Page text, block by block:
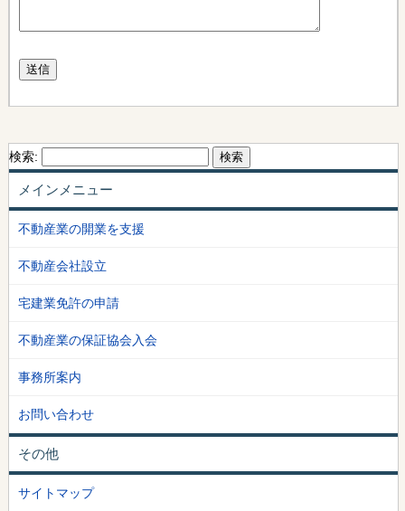
検索:
メインメニュー
不動産業の開業を支援
不動産会社設立
宅建業免許の申請
不動産業の保証協会入会
事務所案内
お問い合わせ
その他
サイトマップ